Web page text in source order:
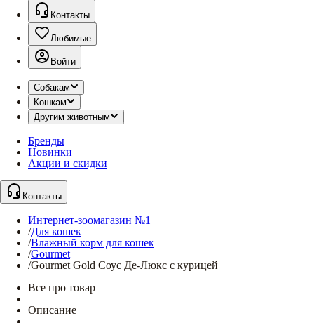
Контакты
Любимые
Войти
Собакам
Кошкам
Другим животным
Бренды
Новинки
Акции и скидки
Контакты
Интернет-зоомагазин №1
/Для кошек
/Влажный корм для кошек
/Gourmet
/Gourmet Gold Соус Де-Люкс с курицей
Все про товар
Описание